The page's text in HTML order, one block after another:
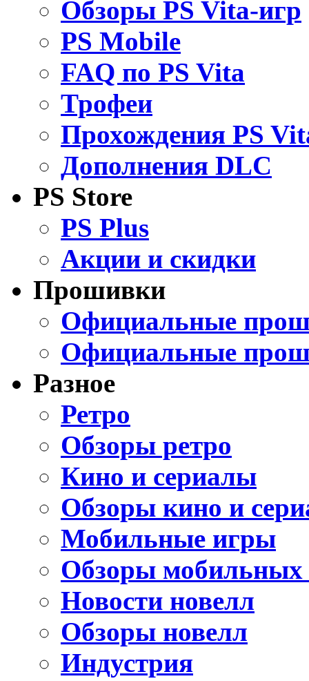
Обзоры PS Vita-игр
PS Mobile
FAQ по PS Vita
Трофеи
Прохождения PS
Дополнения DLC
PS Store
PS Plus
Акции и скидки
Прошивки
Официальные
Официальные
Разное
Ретро
Обзоры ретро
Кино и сериалы
Обзоры кино и
Мобильные игры
Обзоры мобильных
Новости новелл
Обзоры новелл
Индустрия